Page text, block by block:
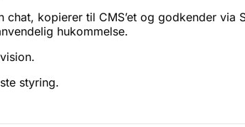
kopierer til CMS’et og godkender via
hukommelse.
styring.